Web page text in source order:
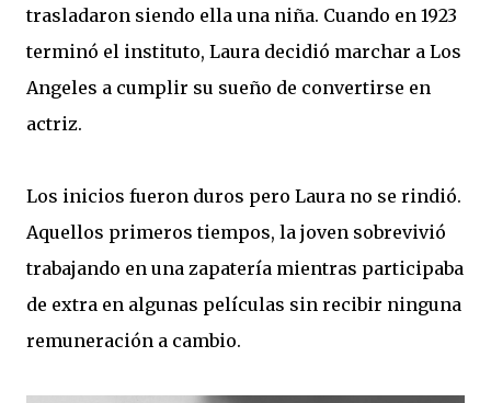
trasladaron siendo ella una niña. Cuando en 1923
terminó el instituto, Laura decidió marchar a Los
Angeles a cumplir su sueño de convertirse en
actriz.
Los inicios fueron duros pero Laura no se rindió.
Aquellos primeros tiempos, la joven sobrevivió
trabajando en una zapatería mientras participaba
de extra en algunas películas sin recibir ninguna
remuneración a cambio.